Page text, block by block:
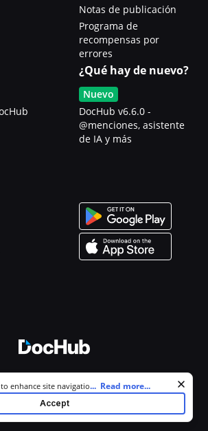
Notas de publicación
Programa de
recompensas por
errores
¿Qué hay de nuevo?
Nuevo
DocHub v6.6.0 -
@menciones, asistente
de IA y más
los derechos reservados.
enhance site navigation and personalize
this site you agree to our use of cookies as
. You can modify your selections by
Advertising Notice.
... Read more...
Accept